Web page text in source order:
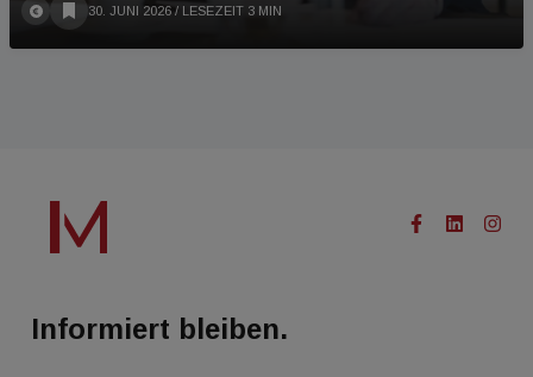
30. JUNI 2026 / LESEZEIT 3 MIN
Informiert bleiben.